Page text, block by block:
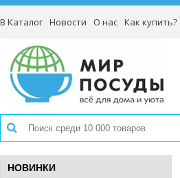
В Каталог Новости О нас Как купить?
НОВИНКИ